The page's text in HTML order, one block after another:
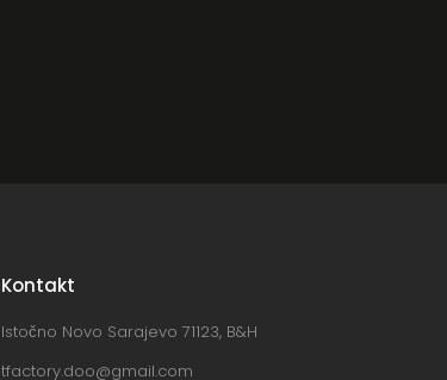
Kontakt
Istočno Novo Sarajevo 71123, B&H
tfactory.doo@gmail.com